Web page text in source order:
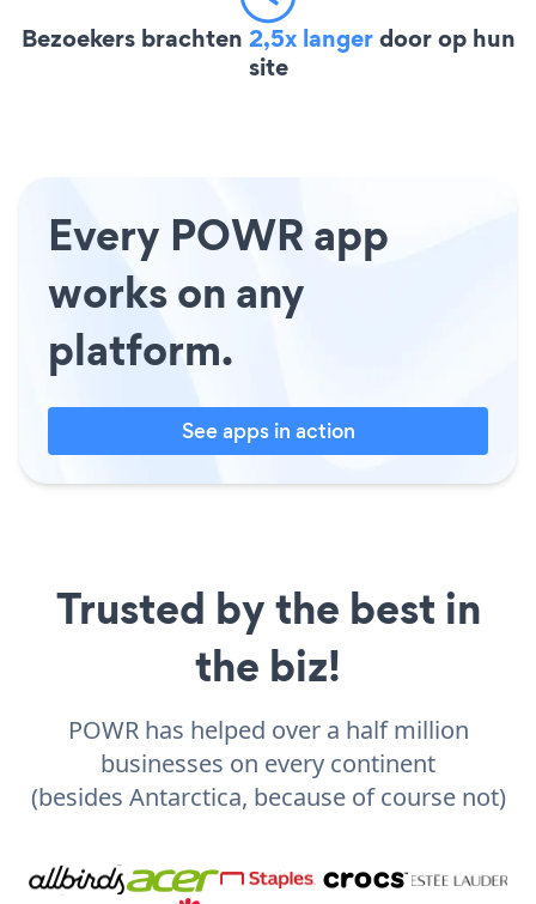
Bezoekers brachten 2,5x langerdoor op hun
site
Every POWR app
works on any
platform.
See apps in action
Trusted by the best in
the biz!
POWR has helped over a half million
businesses on every continent
(besides Antarctica, because of course not)